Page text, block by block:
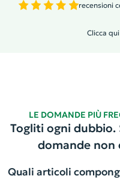
recensioni
Clicca
LE DOMANDE PIÙ
Togliti ogni dubbio.
domande
Quali articoli